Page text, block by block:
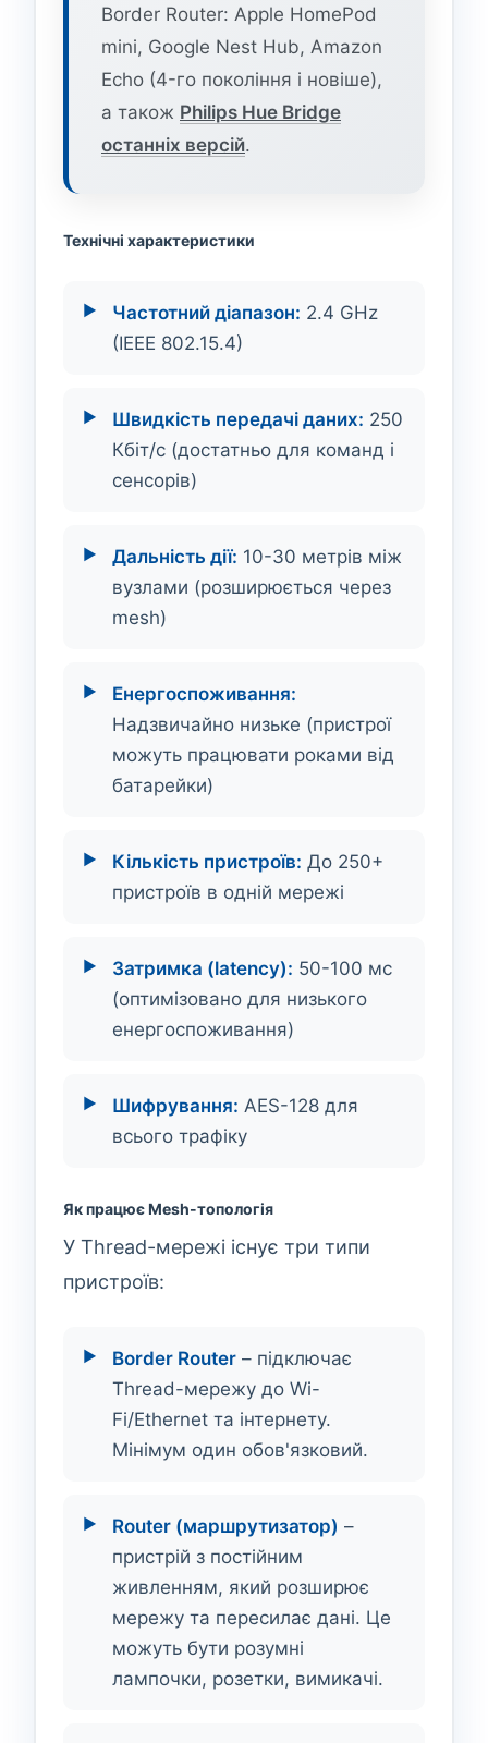
Border Router: Apple HomePod
mini, Google Nest Hub, Amazon
Echo (4-го покоління і новіше),
а також Philips Hue Bridge
останніх версій.
Технічні характеристики
Частотний діапазон: 2.4 GHz
(IEEE 802.15.4)
Швидкість передачі даних: 250
Кбіт/с (достатньо для команд і
сенсорів)
Дальність дії: 10-30 метрів між
вузлами (розширюється через
mesh)
Енергоспоживання:
Надзвичайно низьке (пристрої
можуть працювати роками від
батарейки)
Кількість пристроїв: До 250+
пристроїв в одній мережі
Затримка (latency): 50-100 мс
(оптимізовано для низького
енергоспоживання)
Шифрування: AES-128 для
всього трафіку
Як працює Mesh-топологія
У Thread-мережі існує три типи
пристроїв:
Border Router – підключає
Thread-мережу до Wi-
Fi/Ethernet та інтернету.
Мінімум один обов'язковий.
Router (маршрутизатор) –
пристрій з постійним
живленням, який розширює
мережу та пересилає дані. Це
можуть бути розумні
лампочки, розетки, вимикачі.